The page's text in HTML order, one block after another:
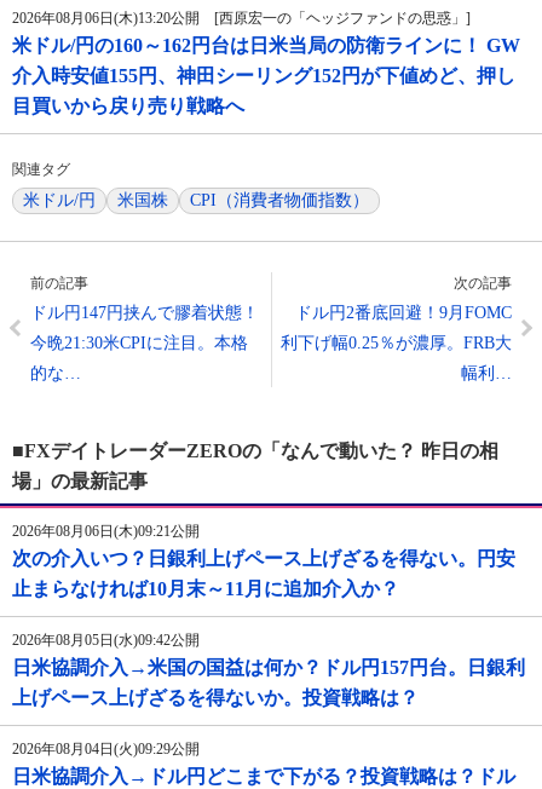
2026年08月06日(木)13:20公開 [西原宏一の「ヘッジファンドの思惑」]
米ドル/円の160～162円台は日米当局の防衛ラインに！ GW
介入時安値155円、神田シーリング152円が下値めど、押し
目買いから戻り売り戦略へ
関連タグ
米ドル/円 米国株 CPI（消費者物価指数）
前の記事
ドル円147円挟んで膠着状態！
今晩21:30米CPIに注目。本格
的な…
次の記事
ドル円2番底回避！9月FOMC
利下げ幅0.25％が濃厚。FRB大
幅利…
■FXデイトレーダーZEROの「なんで動いた？ 昨日の相
場」の最新記事
2026年08月06日(木)09:21公開
次の介入いつ？日銀利上げペース上げざるを得ない。円安
止まらなければ10月末～11月に追加介入か？
2026年08月05日(水)09:42公開
日米協調介入→米国の国益は何か？ドル円157円台。日銀利
上げペース上げざるを得ないか。投資戦略は？
2026年08月04日(火)09:29公開
日米協調介入→ドル円どこまで下がる？投資戦略は？ドル